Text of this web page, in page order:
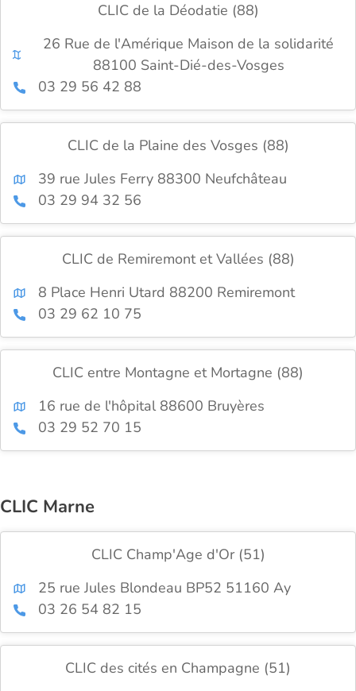
CLIC de la Déodatie (88)
26 Rue de l'Amérique Maison de la solidarité
88100 Saint-Dié-des-Vosges
03 29 56 42 88
CLIC de la Plaine des Vosges (88)
39 rue Jules Ferry 88300 Neufchâteau
03 29 94 32 56
CLIC de Remiremont et Vallées (88)
8 Place Henri Utard 88200 Remiremont
03 29 62 10 75
CLIC entre Montagne et Mortagne (88)
16 rue de l'hôpital 88600 Bruyères
03 29 52 70 15
CLIC Marne
CLIC Champ'Age d'Or (51)
25 rue Jules Blondeau BP52 51160 Ay
03 26 54 82 15
CLIC des cités en Champagne (51)